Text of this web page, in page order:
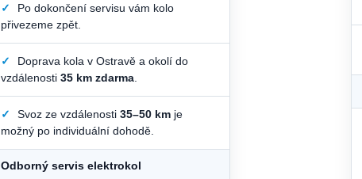
✓
Po dokončení servisu vám kolo
přivezeme zpět.
✓
Doprava kola v Ostravě a okolí do
vzdálenosti 35 km zdarma
✓ Svoz ze vzdálenosti 35–50 km je
možný po individuální dohodě.
Odborný servis elektrokol